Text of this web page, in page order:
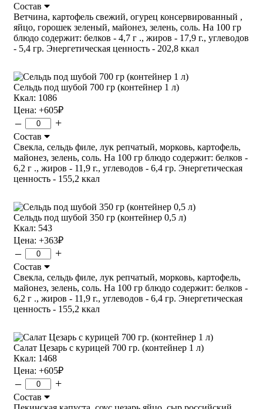
Состав
Ветчина, картофель свежий, огурец консервированный ,
яйцо, горошек зеленый, майонез, зелень, соль. На 100 гр
блюдо содержит: белков - 4,7 г ., жиров - 17,9 г., углеводов
- 5,4 гр. Энергетическая ценность - 202,8 ккал
Сельдь под шубой 700 гр (контейнер 1 л)
Ккал: 1086
Цена: +605₽
– +
Состав
Свекла, сельдь филе, лук репчатый, морковь, картофель,
майонез, зелень, соль. На 100 гр блюдо содержит: белков -
6,2 г ., жиров - 11,9 г., углеводов - 6,4 гр. Энергетическая
ценность - 155,2 ккал
Сельдь под шубой 350 гр (контейнер 0,5 л)
Ккал: 543
Цена: +363₽
– +
Состав
Свекла, сельдь филе, лук репчатый, морковь, картофель,
майонез, зелень, соль. На 100 гр блюдо содержит: белков -
6,2 г ., жиров - 11,9 г., углеводов - 6,4 гр. Энергетическая
ценность - 155,2 ккал
Салат Цезарь с курицей 700 гр. (контейнер 1 л)
Ккал: 1468
Цена: +605₽
– +
Состав